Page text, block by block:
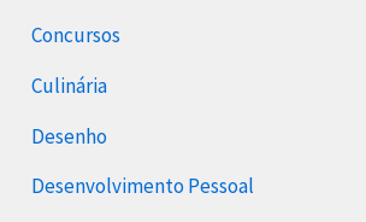
Concursos
Culinária
Desenho
Desenvolvimento Pessoal